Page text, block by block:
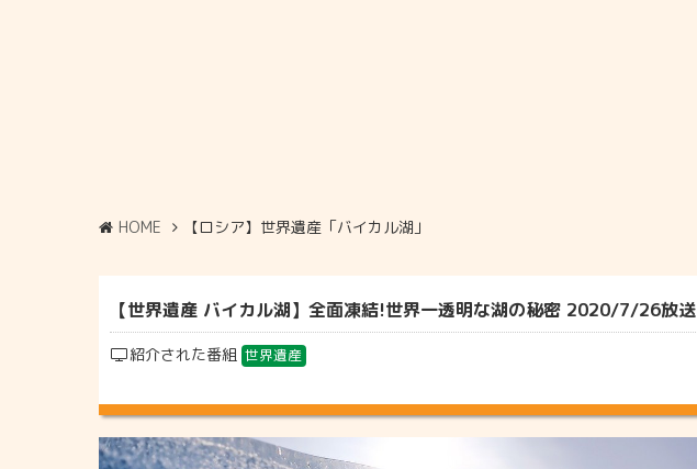
HOME 【ロシア】世界遺産「バイカル湖」
【世界遺産 バイカル湖】全面凍結!世界一透明な湖の秘密 2020/7/26放送
紹介された番組 世界遺産